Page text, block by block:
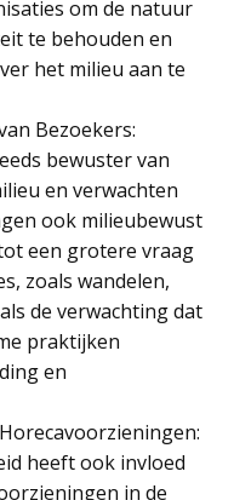
om de natuur
te behouden en
het milieu aan te
Bezoekers:
bewuster van
en verwachten
ook milieubewust
een grotere vraag
zoals wandelen,
de verwachting dat
praktijken
en
heeft ook invloed
in de